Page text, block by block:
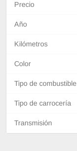
Precio
Año
Kilómetros
Color
Tipo de combustible
Tipo de carrocería
Transmisión